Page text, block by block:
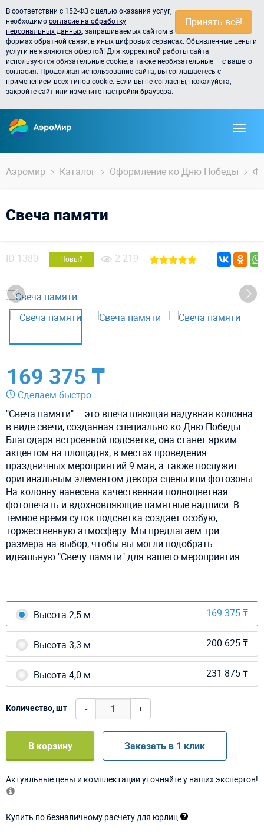
Принять всё!
В соответствии с 152-ФЗ с целью оказания услуг,
необходимосогласие на обработку
персональных данных , запрашиваемых сайтом в
формах обратной связи, в иных цифровых сервисах. Объявленные цены и
услуги не являются офертой! Для корректной работы сайта
используются обязательные cookie, а также необязательные — с вашего
согласия. Продолжая использование сайта, вы соглашаетесь с
применением всех типов cookie. Если вы не согласны, пожалуйста,
закройте сайт или измените настройки браузера.
Аэромир Каталог Оформление ко Дню Победы
Свеча памяти
ID 1380 Новый 2 219
169 375 ₸
Сделаем быстро
"Свеча памяти" – это впечатляющая надувная колонна
в виде свечи, созданная специально ко Дню Победы.
Благодаря встроенной подсветке, она станет ярким
акцентом на площадях, в местах проведения
праздничных мероприятий 9 мая, а также послужит
оригинальным элементом декора сцены или фотозоны.
На колонну нанесена качественная полноцветная
фотопечать и вдохновляющие памятные надписи. В
темное время суток подсветка создает особую,
торжественную атмосферу. Мы предлагаем три
размера на выбор, чтобы вы могли подобрать
идеальную "Свечу памяти" для вашего мероприятия.
Высота 2,5 м 169 375 ₸
Высота 3,3 м 200 625 ₸
Высота 4,0 м 231 875 ₸
Количество, шт - +
В корзину Заказать в 1 клик
Актуальные цены и комплектации уточняйте у наших экспертов!
Купить по безналичному расчету для юрлиц